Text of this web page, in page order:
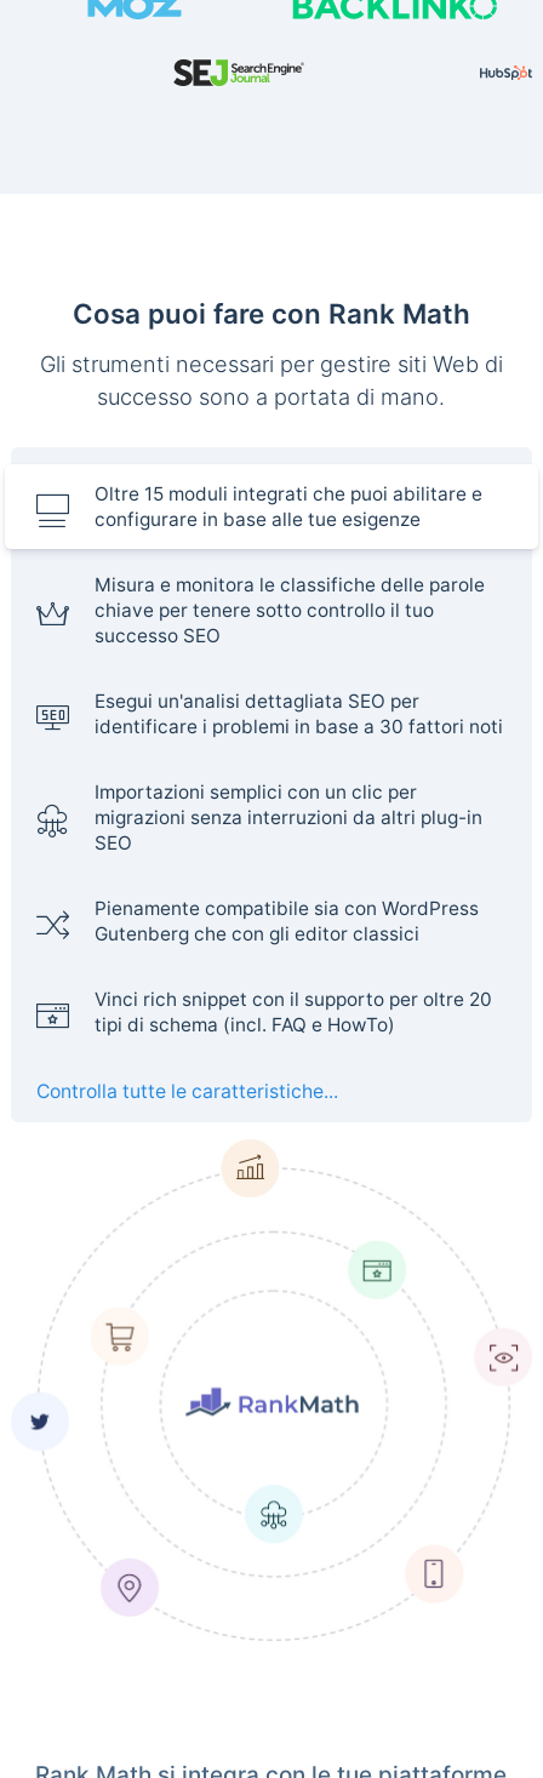
Cosa puoi fare con Rank Math
Gli strumenti necessari per gestire siti Web di
successo sono a portata di mano.
Oltre 15 moduli integrati che puoi abilitare e
configurare in base alle tue esigenze
Misura e monitora le classifiche delle parole
chiave per tenere sotto controllo il tuo
successo SEO
Esegui un'analisi dettagliata SEO per
identificare i problemi in base a 30 fattori noti
Importazioni semplici con un clic per
migrazioni senza interruzioni da altri plug-in
SEO
Pienamente compatibile sia con WordPress
Gutenberg che con gli editor classici
Vinci rich snippet con il supporto per oltre 20
tipi di schema (incl. FAQ e HowTo)
Controlla tutte le caratteristiche...